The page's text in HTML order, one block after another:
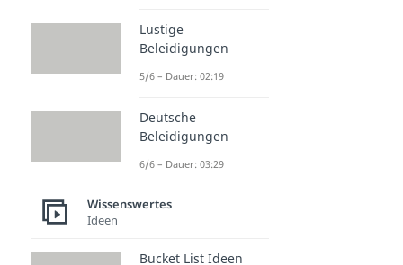
Lustige
Beleidigungen
5/6 – Dauer: 02:19
Deutsche
Beleidigungen
6/6 – Dauer: 03:29
Wissenswertes
Ideen
Bucket List Ideen